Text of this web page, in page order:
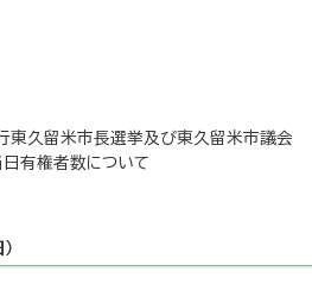
久留米市長選挙及び東久留米市議会
有権者数について